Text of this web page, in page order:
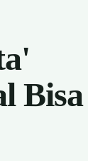
Bisa